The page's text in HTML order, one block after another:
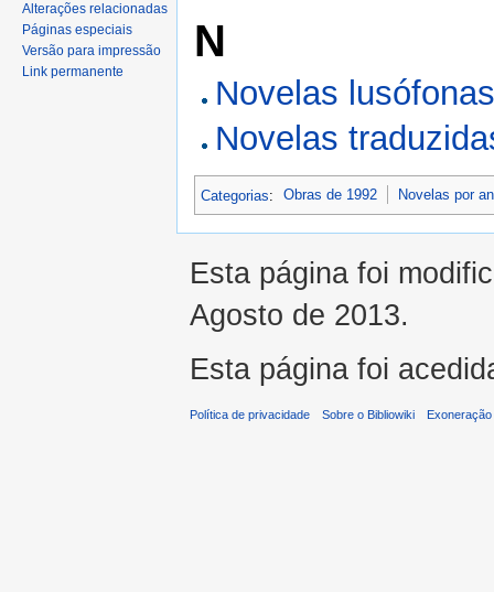
N
Novelas
Novelas
Categorias: Obras de 1992 Novelas por
Alterações relacionadas
Páginas especiais
Versão para impressão
Link permanente
Esta página foi
Agosto de 2013.
Esta página foi
Política de privacidade Sobre o Bibliowiki